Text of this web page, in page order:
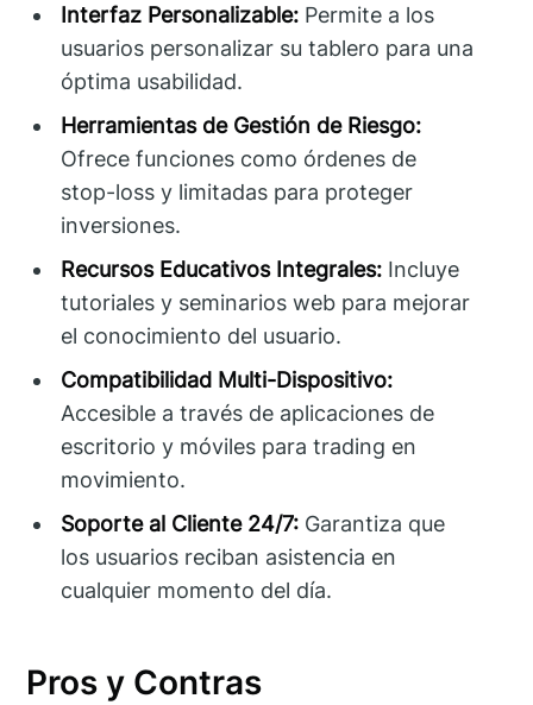
Interfaz Personalizable: Permite a los
usuarios personalizar su tablero para una
óptima usabilidad.
Herramientas de Gestión de Riesgo:
Ofrece funciones como órdenes de
stop-loss y limitadas para proteger
inversiones.
Recursos Educativos Integrales: Incluye
tutoriales y seminarios web para mejorar
el conocimiento del usuario.
Compatibilidad Multi-Dispositivo:
Accesible a través de aplicaciones de
escritorio y móviles para trading en
movimiento.
Soporte al Cliente 24/7: Garantiza que
los usuarios reciban asistencia en
cualquier momento del día.
Pros y Contras